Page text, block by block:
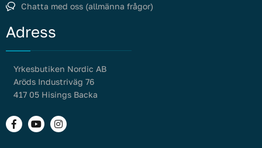
Chatta med oss (allmänna frågor)
Adress
Yrkesbutiken Nordic AB
Aröds Industriväg 76
417 05 Hisings Backa